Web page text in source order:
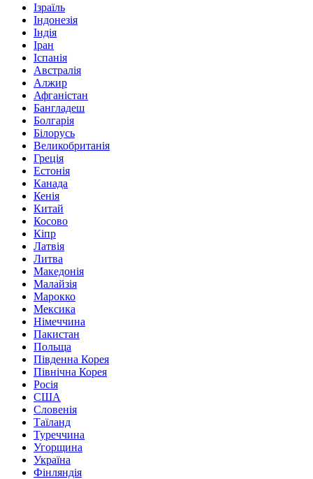
Ізраїль
Індонезія
Індія
Іран
Іспанія
Австралія
Алжир
Афганістан
Бангладеш
Болгарія
Білорусь
Великобританія
Греція
Естонія
Канада
Кенія
Китай
Косово
Кіпр
Латвія
Литва
Македонія
Малайзія
Марокко
Мексика
Німеччина
Пакистан
Польща
Південна Корея
Північна Корея
Росія
США
Словенія
Таїланд
Туреччина
Угорщина
Україна
Фінляндія